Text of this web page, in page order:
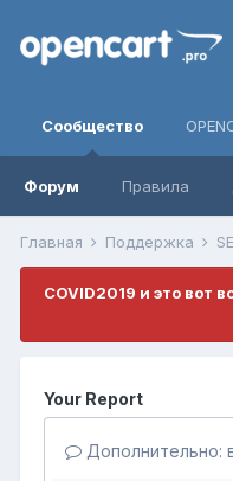
Сообщество
Форум Правила
Главная Поддержка
COVID2019 и это вот
Your Report
Дополнительно: